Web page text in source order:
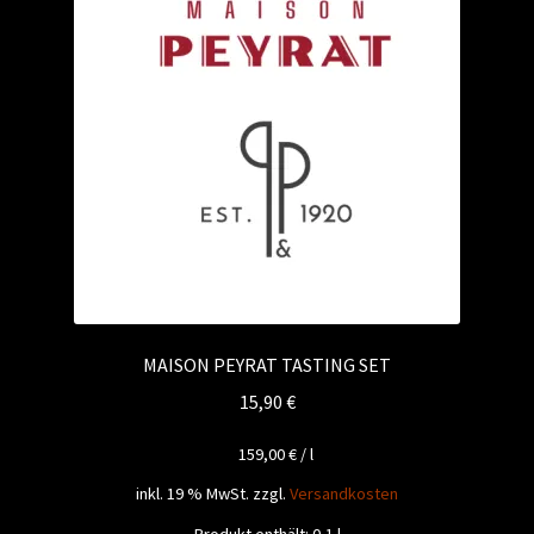
MAISON PEYRAT TASTING SET
15,90 €
159,00€/l
inkl. 19 % MwSt. zzgl. Versandkosten